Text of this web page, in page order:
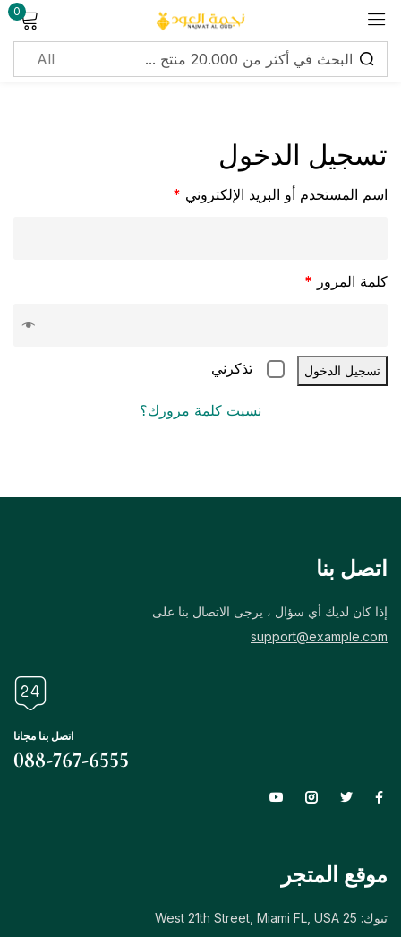
0
تسجيل الدخول
اسم المستخدم أو البريد الإلكتروني *
كلمة المرور *
تذكرني تسجيل الدخول
نسيت كلمة مرورك؟
اتصل بنا
إذا كان لديك أي سؤال ، يرجى الاتصال بنا على
support@example.com
اتصل بنا مجانا
088-767-6555
موقع المتجر
تبوك: 25 West 21th Street, Miami FL, USA
Sign in